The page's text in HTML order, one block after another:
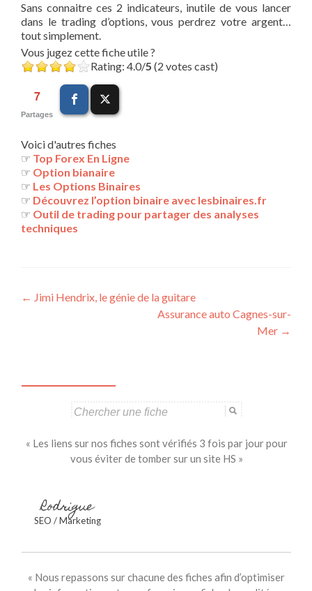
Sans connaitre ces 2 indicateurs, inutile de vous lancer
dans le trading d’options, vous perdrez votre argent…
tout simplement.
Vous jugez cette fiche utile ?
Rating: 4.0/5 (2 votes cast)
7
Partages
Voici d'autres fiches
☞ Top Forex En Ligne
☞ Option bianaire
☞ Les Options Binaires
☞ Découvrez l’option binaire avec lesbinaires.fr
☞ Outil de trading pour partager des analyses
techniques
Navigation
← Jimi Hendrix, le génie de la guitare
Assurance auto Cagnes-sur-
Mer →
« Les liens sur nos fiches sont vérifiés 3 fois par jour pour
vous éviter de tomber sur un site HS »
Rodrigue
SEO / Marketing
« Nous repassons sur chacune des fiches afin d’optimiser